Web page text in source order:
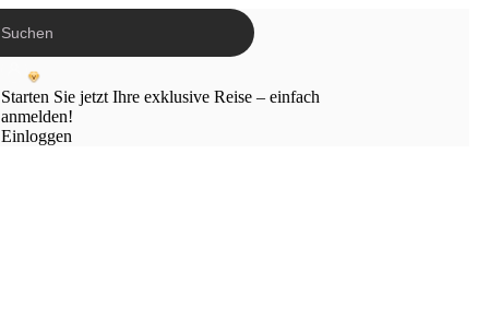
Starten Sie jetzt Ihre exklusive Reise – einfach
anmelden!
Einloggen